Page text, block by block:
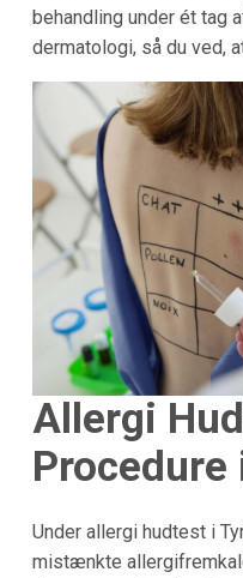
behandling under ét tag
dermatologi, så du ved,
Allergi
Under allergi hudtest i
mistænkte